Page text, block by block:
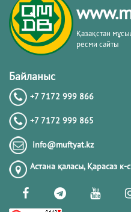
Қазақстан
ресми сайты
Байланыс
+7 7172 999 866
+7 7172 999 865
info@muftyat.kz
Астана қаласы, Қарасаз к-